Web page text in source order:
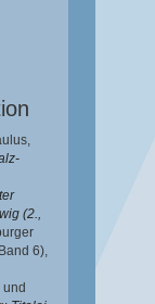
(2.,
6),
und